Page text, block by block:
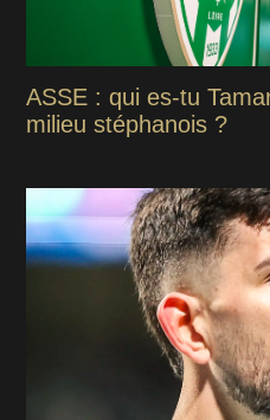
ASSE : qui es-tu
milieu stéphanois ?